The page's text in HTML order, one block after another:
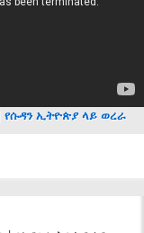
ኢትዮጵያ ላይ ወረራ